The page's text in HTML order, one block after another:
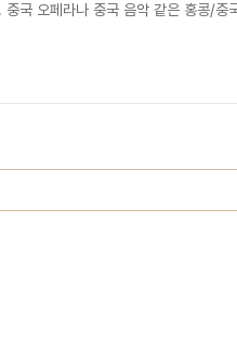
국 오페라나 중국 음악 같은 홍콩/중
다. 또 다른 3월의 축제는 아트바젤
입어 2002년부터 ..